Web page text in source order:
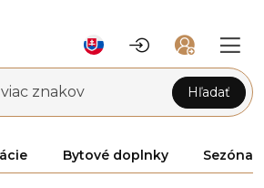
znakov Hľadať
Bytové doplnky Sezóna